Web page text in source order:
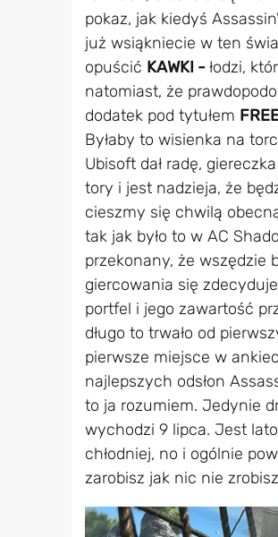
pokaz, jak kiedyś
już wsiąkniecie w ten
opuścić KAWKI -łodzi,
natomiast, że
dodatek pod tytułem
Byłaby to wisienka na
Ubisoft dał radę,
tory i jest nadzieja, że
cieszmy się chwilą
tak jak było to w AC
przekonany, że wszędzie
giercowania się
portfel i jego zawartość
długo to trwało od
pierwsze miejsce w
najlepszych odsłon
to ja rozumiem. Jedynie
wychodzi 9 lipca. Jest
chłodniej, no i ogólnie
zarobisz jak nic nie